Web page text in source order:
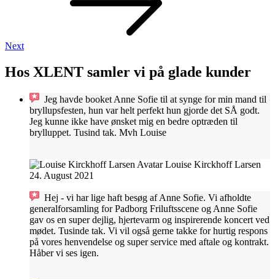
Next
Hos XLENT samler vi på glade kunder
Jeg havde booket Anne Sofie til at synge for min mand til
bryllupsfesten, hun var helt perfekt hun gjorde det SÅ godt.
Jeg kunne ikke have ønsket mig en bedre optræden til
brylluppet. Tusind tak. Mvh Louise
Louise Kirckhoff Larsen
24. August 2021
Hej - vi har lige haft besøg af Anne Sofie. Vi afholdte
generalforsamling for Padborg Friluftsscene og Anne Sofie
gav os en super dejlig, hjertevarm og inspirerende koncert ved
mødet. Tusinde tak. Vi vil også gerne takke for hurtig respons
på vores henvendelse og super service med aftale og kontrakt.
Håber vi ses igen.